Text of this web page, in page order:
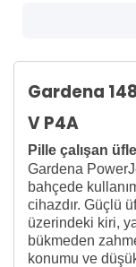
Gardena
V P4A
Pille çalışan
Gardena
bahçede
cihazdır. Güçlü
üzerindeki kiri,
bükmeden
konumu ve